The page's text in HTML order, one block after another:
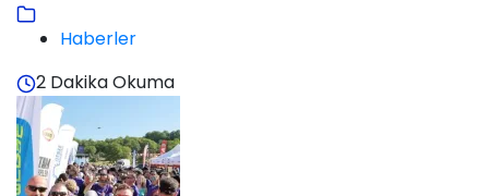
Haberler
2 Dakika Okuma